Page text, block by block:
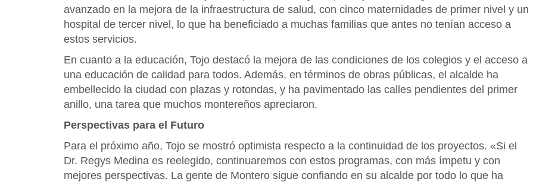
avanzado en la mejora de la infraestructura de salud, con cinco maternidades de primer nivel y un
hospital de tercer nivel, lo que ha beneficiado a muchas familias que antes no tenían acceso a
estos servicios.
En cuanto a la educación, Tojo destacó la mejora de las condiciones de los colegios y el acceso a
una educación de calidad para todos. Además, en términos de obras públicas, el alcalde ha
embellecido la ciudad con plazas y rotondas, y ha pavimentado las calles pendientes del primer
anillo, una tarea que muchos montereños apreciaron.
Perspectivas para el Futuro
Para el próximo año, Tojo se mostró optimista respecto a la continuidad de los proyectos. «Si el
Dr. Regys Medina es reelegido, continuaremos con estos programas, con más ímpetu y con
mejores perspectivas. La gente de Montero sigue confiando en su alcalde por todo lo que ha